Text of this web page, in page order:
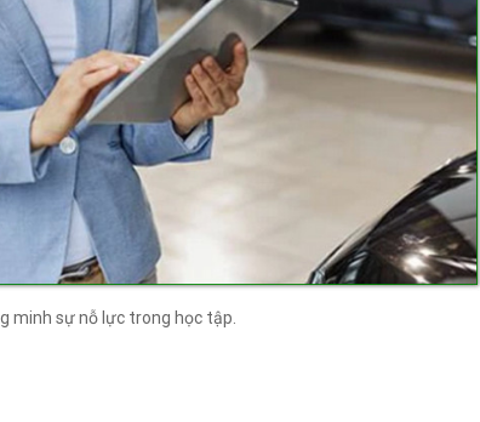
minh sự nỗ lực trong học tập.